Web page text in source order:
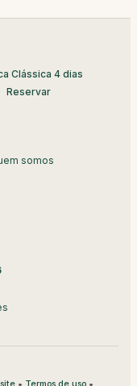
Clássica 4 dias
Reservar
somos
• •